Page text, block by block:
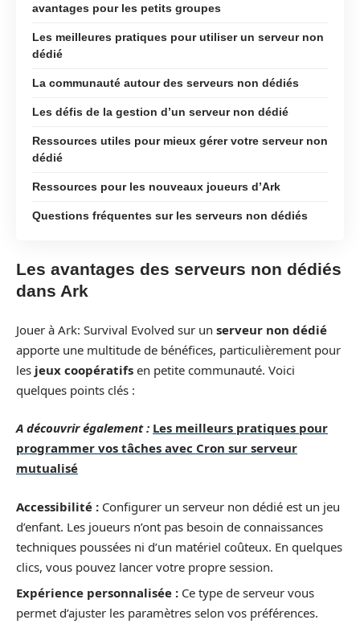
avantages pour les petits groupes
Les meilleures pratiques pour utiliser un serveur non
dédié
La communauté autour des serveurs non dédiés
Les défis de la gestion d’un serveur non dédié
Ressources utiles pour mieux gérer votre serveur non
dédié
Ressources pour les nouveaux joueurs d’Ark
Questions fréquentes sur les serveurs non dédiés
Les avantages des serveurs non dédiés
dans Ark
Jouer à Ark: Survival Evolved sur un serveur non dédié
apporte une multitude de bénéfices, particulièrement pour
les jeux coopératifs en petite communauté. Voici
quelques points clés :
A découvrir également : Les meilleurs pratiques pour
programmer vos tâches avec Cron sur serveur
mutualisé
Accessibilité : Configurer un serveur non dédié est un jeu
d’enfant. Les joueurs n’ont pas besoin de connaissances
techniques poussées ni d’un matériel coûteux. En quelques
clics, vous pouvez lancer votre propre session.
Expérience personnalisée : Ce type de serveur vous
permet d’ajuster les paramètres selon vos préférences.